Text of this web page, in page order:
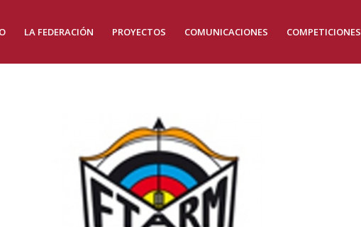
LA FEDERACIÓN PROYECTOS COMUNICACIONES COMPETICIONES